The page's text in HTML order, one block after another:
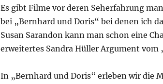
Es gibt Filme vor deren Seherfahrung
bei „Bernhard und Doris“ bei denen ich
Susan Sarandon kann man schon eine
erweitertes Sandra Hüller Argument vom
In „Bernhard und Doris“ erleben wir die